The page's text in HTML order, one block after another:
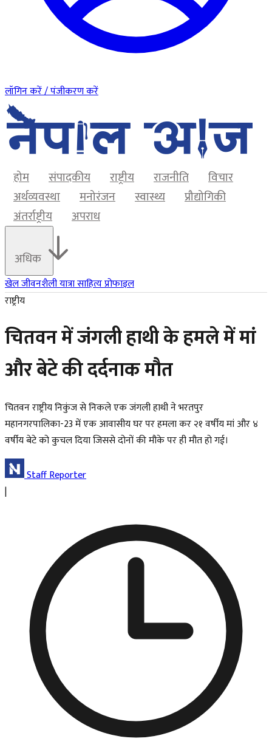
लॉगिन करें / पंजीकरण करें
होम संपादकीय राष्ट्रीय राजनीति
विचार
अर्थव्यवस्था
मनोरंजन स्वास्थ्य
प्रौद्योगिकी
अंतर्राष्ट्रीय
अपराध
अधिक
खेलजीवनशैलीयात्रासाहित्यप्रोफाइल
राष्ट्रीय
चितवन में जंगली हाथी के हमले में मां
और बेटे की दर्दनाक मौत
चितवन राष्ट्रीय निकुंज से निकले एक जंगली हाथी ने भरतपुर
महानगरपालिका-23 में एक आवासीय घर पर हमला कर २१ वर्षीय मां और ४
वर्षीय बेटे को कुचल दिया जिससे दोनों की मौके पर ही मौत हो गई।
Staff Reporter
|